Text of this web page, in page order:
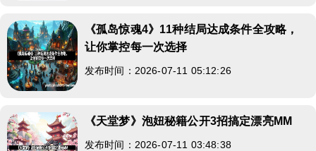
《孤岛惊魂4》11种结局达成条件全攻略，
让你掌控每一次选择
发布时间：2026-07-11 05:12:26
《天堂梦》泡妞秘籍公开3招搞定漂亮MM
发布时间：2026-07-11 03:48:38